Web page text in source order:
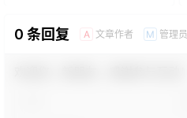
0 条回复 A 文章作者 M 管理员